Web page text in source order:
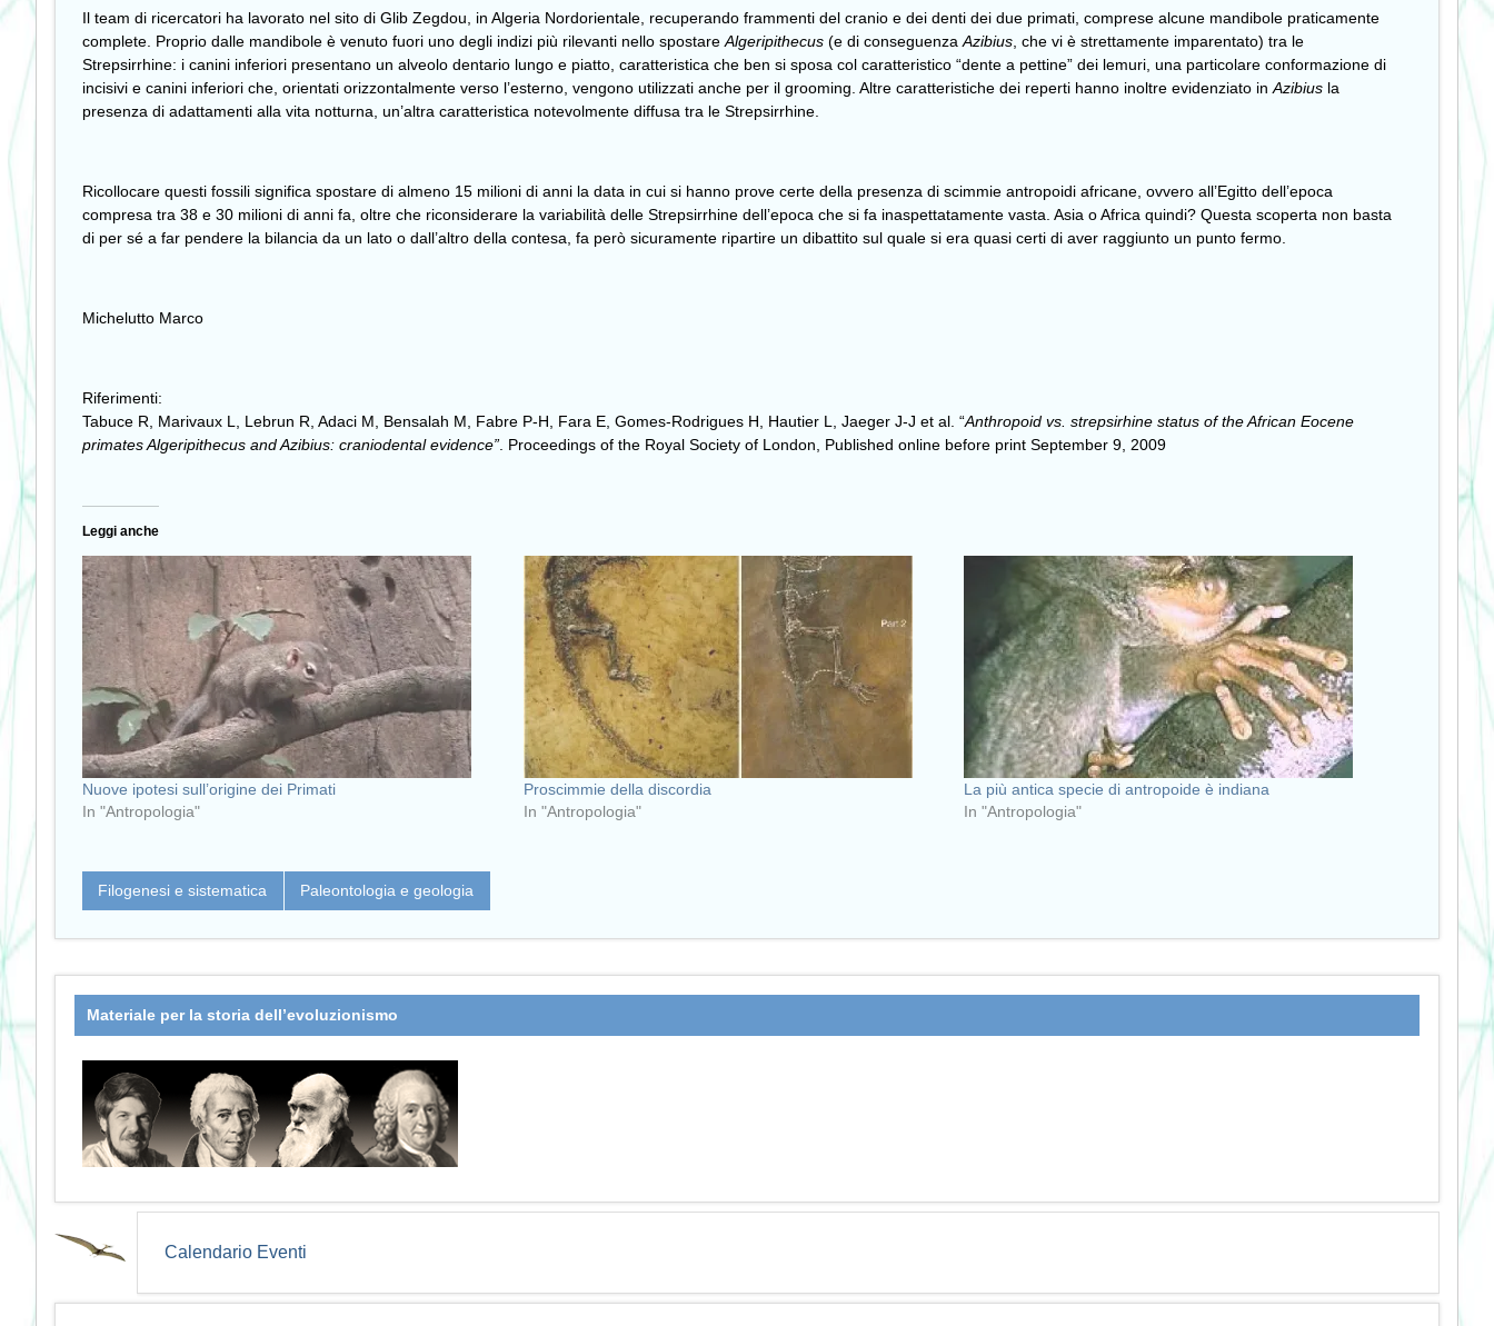
Il team di ricercatori ha lavorato nel sito di Glib Zegdou, in Algeria Nordorientale, recuperando frammenti del cranio e dei denti dei due primati, comprese alcune mandibole praticamente
complete. Proprio dalle mandibole è venuto fuori uno degli indizi più rilevanti nello spostare Algeripithecus (e di conseguenza Azibius , che vi è strettamente imparentato) tra le
Strepsirrhine: i canini inferiori presentano un alveolo dentario lungo e piatto, caratteristica che ben si sposa col caratteristico “dente a pettine” dei lemuri, una particolare conformazione di
incisivi e canini inferiori che, orientati orizzontalmente verso l’esterno, vengono utilizzati anche per il grooming. Altre caratteristiche dei reperti hanno inoltre evidenziato in Azibius la
presenza di adattamenti alla vita notturna, un’altra caratteristica notevolmente diffusa tra le Strepsirrhine.
Ricollocare questi fossili significa spostare di almeno 15 milioni di anni la data in cui si hanno prove certe della presenza di scimmie antropoidi africane, ovvero all’Egitto dell’epoca
compresa tra 38 e 30 milioni di anni fa, oltre che riconsiderare la variabilità delle Strepsirrhine dell’epoca che si fa inaspettatamente vasta. Asia o Africa quindi? Questa scoperta non basta
di per sé a far pendere la bilancia da un lato o dall’altro della contesa, fa però sicuramente ripartire un dibattito sul quale si era quasi certi di aver raggiunto un punto fermo.
Michelutto Marco
Riferimenti:
Tabuce R, Marivaux L, Lebrun R, Adaci M, Bensalah M, Fabre P-H, Fara E, Gomes-Rodrigues H, Hautier L, Jaeger J-J et al. “Anthropoid vs. strepsirhine status of the African Eocene
primates Algeripithecus and Azibius: craniodental evidence” Proceedings of the Royal Society of London , Published online before print September 9, 2009
Leggi anche
Nuove ipotesi sull’origine dei Primati
In "Antropologia"
Proscimmie della discordia
In "Antropologia"
La più antica specie di antropoide è indiana
In "Antropologia"
Filogenesi e sistematica Paleontologia e geologia
Materiale per la storia dell’evoluzionismo
Calendario Eventi